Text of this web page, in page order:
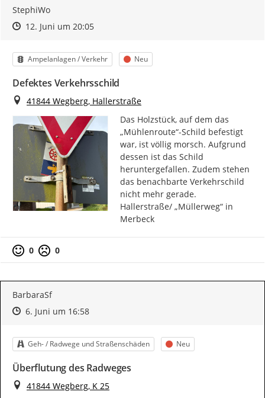
StephiWo
Zeitpunkt des Erstellens
Zeitpunkt des Erstellens
12. Juni um 20:05Zur Äußerung
Kategorie
Ampelanlagen / Verkehr Status
Neu
Defektes Verkehrsschild
Ort
41844 Wegberg, Hallerstraße
Das Holzstück, auf dem das
„Mühlenroute“-Schild befestigt
war, ist völlig morsch. Aufgrund
dessen ist das Schild
heruntergefallen. Zudem stehen
das benachbarte Verkehrschild
nicht mehr gerade.
Hallerstraße/ „Müllerweg“ in
Merbeck
0 0
BarbaraSf
Zeitpunkt des Erstellens
Zeitpunkt des Erstellens
6. Juni um 16:58Zur Äußerung
Kategorie
Geh- / Radwege und Straßenschäden Status
Neu
Überflutung des Radweges
Ort
41844 Wegberg, K 25